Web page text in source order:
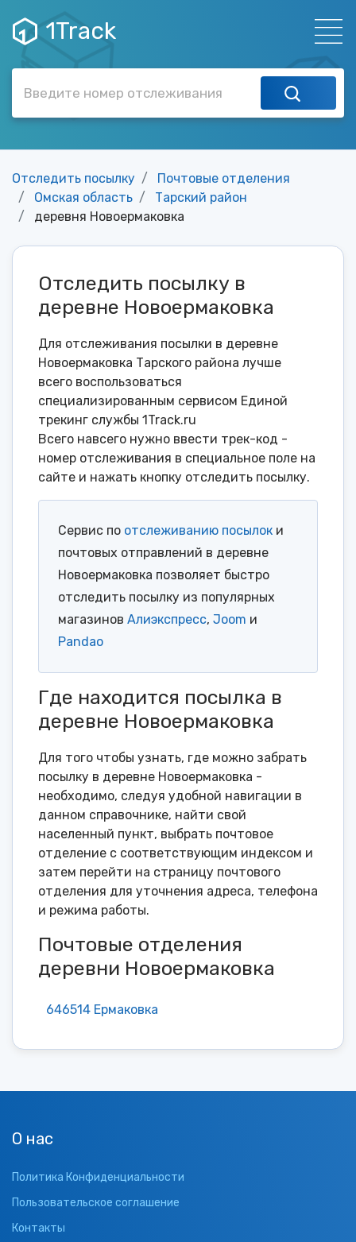
1Track
Отследить посылку
Почтовые отделения
Омская область
Тарский район
деревня Новоермаковка
Отследить посылку в
деревне Новоермаковка
Для отслеживания посылки в деревне
Новоермаковка Тарского района лучше
всего воспользоваться
специализированным сервисом Единой
трекинг службы 1Track.ru
Всего навсего нужно ввести трек-код -
номер отслеживания в специальное поле на
сайте и нажать кнопку отследить посылку.
Сервис по отслеживанию посылок и
почтовых отправлений в деревне
Новоермаковка позволяет быстро
отследить посылку из популярных
магазинов Алиэкспресс, Joom и
Pandao
Где находится посылка в
деревне Новоермаковка
Для того чтобы узнать, где можно забрать
посылку в деревне Новоермаковка -
необходимо, следуя удобной навигации в
данном справочнике, найти свой
населенный пункт, выбрать почтовое
отделение с соответствующим индексом и
затем перейти на страницу почтового
отделения для уточнения адреса, телефона
и режима работы.
Почтовые отделения
деревни Новоермаковка
646514 Ермаковка
О нас
Политика Конфиденциальности
Пользовательское соглашение
Контакты